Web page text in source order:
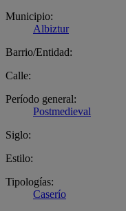
Municipio:
Albiztur
Barrio/Entidad:
Calle:
Período general:
Postmedieval
Siglo:
Estilo:
Tipologías:
Caserío